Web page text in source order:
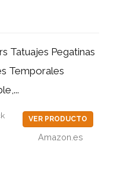
Tatuajes Pegatinas
Temporales
VER PRODUCTO
Amazon.es